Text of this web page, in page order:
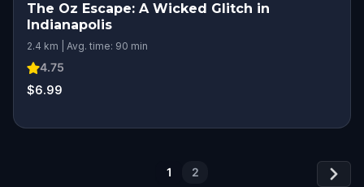
The Oz Escape: A Wicked Glitch in
Indianapolis
2.4 km | Avg. time: 90 min
4.75
$6.99
1 2